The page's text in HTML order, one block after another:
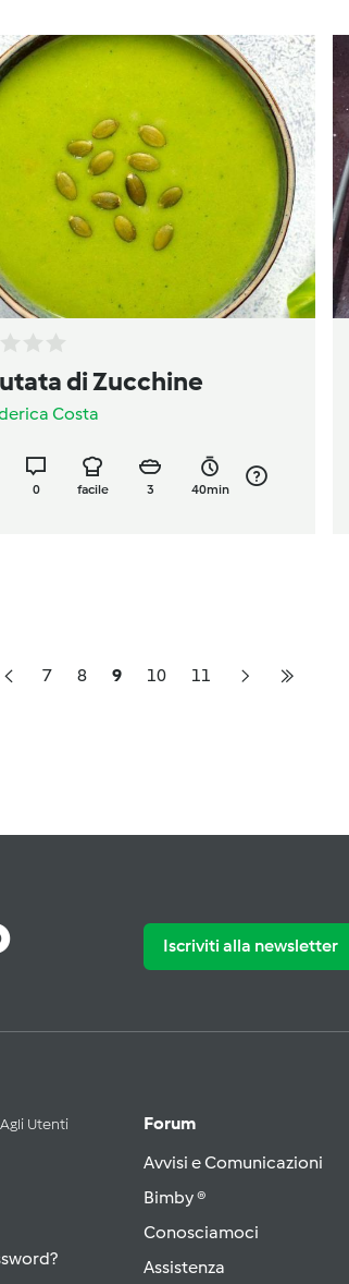
di Zucchine
Costa
0 facile 3 40min
7 8 9 10 11
Iscriviti alla newsletter
Utenti
Forum
Avvisi e Comunicazioni
Bimby ®
Conosciamoci
Assistenza